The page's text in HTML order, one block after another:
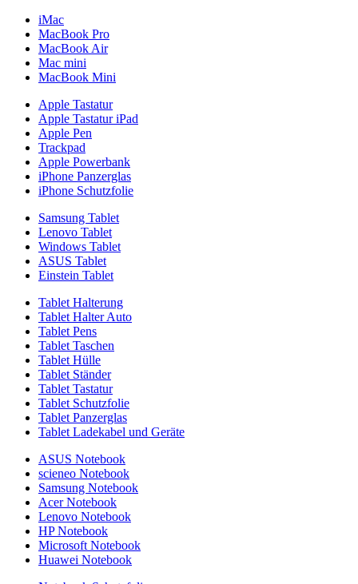
iMac
MacBook Pro
MacBook Air
Mac mini
MacBook Mini
Apple Tastatur
Apple Tastatur iPad
Apple Pen
Trackpad
Apple Powerbank
iPhone Panzerglas
iPhone Schutzfolie
Samsung Tablet
Lenovo Tablet
Windows Tablet
ASUS Tablet
Einstein Tablet
Tablet Halterung
Tablet Halter Auto
Tablet Pens
Tablet Taschen
Tablet Hülle
Tablet Ständer
Tablet Tastatur
Tablet Schutzfolie
Tablet Panzerglas
Tablet Ladekabel und Geräte
ASUS Notebook
scieneo Notebook
Samsung Notebook
Acer Notebook
Lenovo Notebook
HP Notebook
Microsoft Notebook
Huawei Notebook